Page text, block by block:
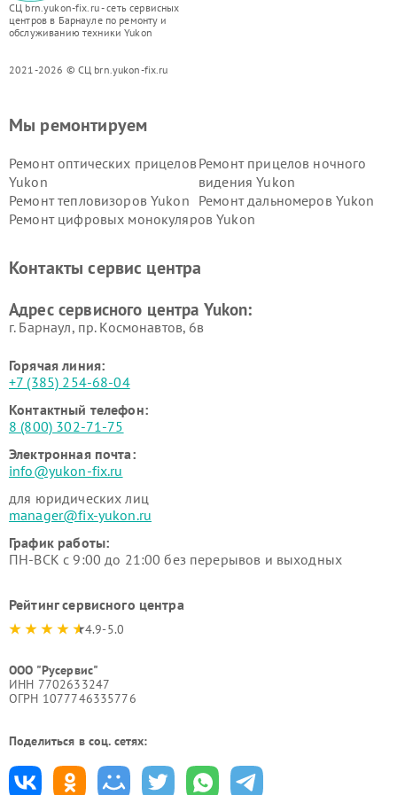
СЦ brn.yukon-fix.ru - сеть сервисных
центров в Барнауле по ремонту и
обслуживанию техники Yukon
2021-2026 © СЦ brn.yukon-fix.ru
Мы ремонтируем
Ремонт оптических прицелов
Yukon
Ремонт прицелов ночного
видения Yukon
Ремонт тепловизоров Yukon Ремонт дальномеров Yukon
Ремонт цифровых монокуляров Yukon
Контакты сервис центра
Адрес сервисного центра Yukon:
г. Барнаул, ​пр. Космонавтов, 6в
Горячая линия:
+7 (385) 254-68-04
Контактный телефон:
8 (800) 302-71-75
Электронная почта:
info@yukon-fix.ru
для юридических лиц
manager@fix-yukon.ru
График работы:
ПН-ВСК с 9:00 до 21:00 без перерывов и выходных
Рейтинг сервисного центра
4.9-5.0
ООО "Русервис"
ИНН 7702633247
ОГРН 1077746335776
Поделиться в соц. сетях: